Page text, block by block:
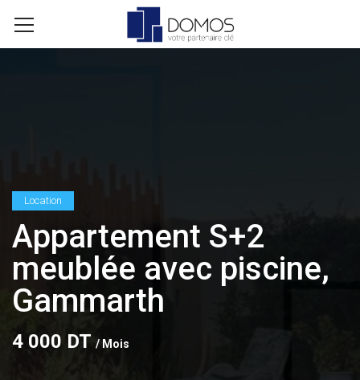
Location
Appartement S+2
meublée avec piscine,
Gammarth
4 000 DT / Mois